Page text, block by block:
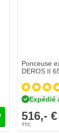
Ponceuse
DEROS II
Expédié
516,- €